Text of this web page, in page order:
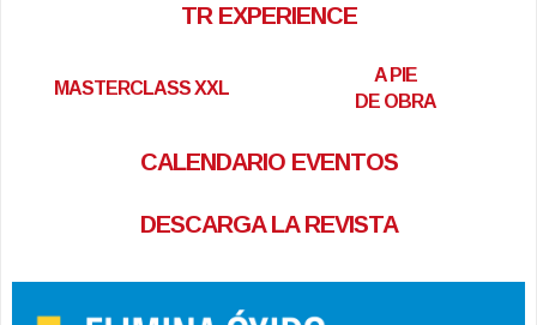
TR EXPERIENCE
MASTERCLASS XXL
A PIE
DE OBRA
CALENDARIO EVENTOS
DESCARGA LA REVISTA